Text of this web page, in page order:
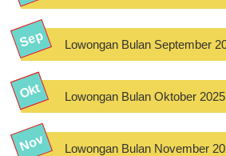
Lowongan Bulan September
Lowongan Bulan Oktober 2025
Lowongan Bulan November